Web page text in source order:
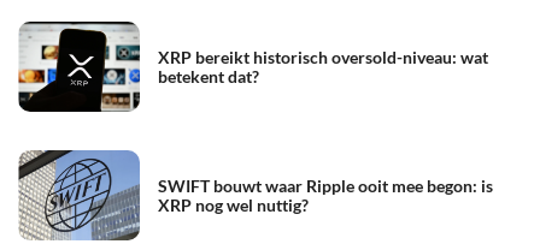
XRP bereikt historisch oversold-niveau: wat
betekent dat?
SWIFT bouwt waar Ripple ooit mee begon: is
XRP nog wel nuttig?